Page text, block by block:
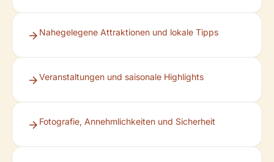
Nahegelegene Attraktionen und lokale Tipps
Veranstaltungen und saisonale Highlights
Fotografie, Annehmlichkeiten und Sicherheit